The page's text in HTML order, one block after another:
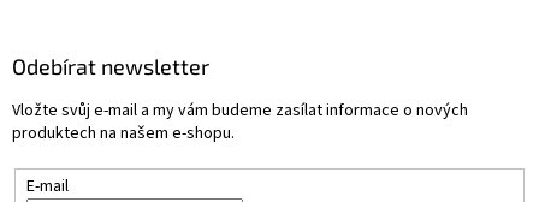
Odebírat newsletter
Vložte svůj e-mail a my vám budeme zasílat informace o nových
produktech na našem e-shopu.
E-mail